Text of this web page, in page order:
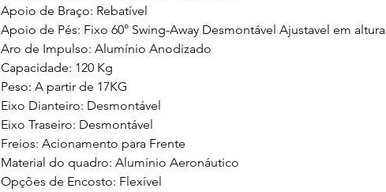
Apoio de Braço: Rebatível
Apoio de Pés: Fixo 60° Swing-Away Desmontável Ajustavel em altura
Aro de Impulso: Alumínio Anodizado
Capacidade: 120 Kg
Peso: A partir de 17KG
Eixo Dianteiro: Desmontável
Eixo Traseiro: Desmontável
Freios: Acionamento para Frente
Material do quadro: Alumínio Aeronáutico
Opções de Encosto: Flexível